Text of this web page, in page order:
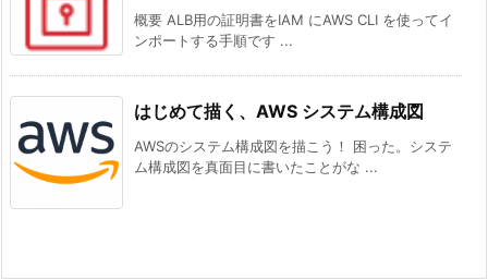
概要 ALB用の証明書をIAM にAWS CLI を使ってイ
ンポートする手順です ...
はじめて描く、AWS システム構成図
AWSのシステム構成図を描こう！ 困った。システ
ム構成図を真面目に書いたことがな ...